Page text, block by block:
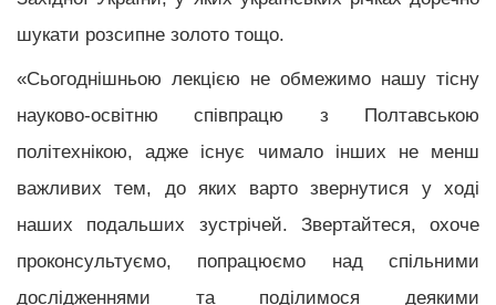
шукати розсипне золото тощо.
«Сьогоднішньою лекцією не обмежимо нашу тісну
науково-освітню співпрацю з Полтавською
політехнікою, адже існує чимало інших не менш
важливих тем, до яких варто звернутися у ході
наших подальших зустрічей. Звертайтеся, охоче
проконсультуємо, попрацюємо над спільними
дослідженнями та поділимося деякими